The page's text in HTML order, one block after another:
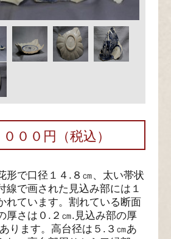
００円（税込）
形で口径１４.８㎝、太い帯状
線で画された見込み部には１
れています。割れている断面
厚さは０.２㎝.見込み部の厚
ります。高台径は５.３㎝あ